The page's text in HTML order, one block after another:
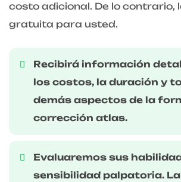
costo adicional. De lo contrario,
gratuita para usted.
Recibirá información
los costos, la duración y
demás aspectos de la
corrección atlas.
Evaluaremos sus
sensibilidad palpatoria.